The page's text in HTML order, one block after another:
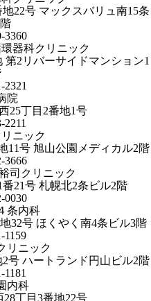
22号 マックスバリュ南15条
3360
器科クリニック
2リバーサイドマンション1
2321
院
25丁目2番地1号
2211
ニック
11号 旭山公園メディカル2階
3666
司クリニック
21号 札幌北2条ビル2階
0030
条内科
32号 ほくやく南4条ビル3階
1159
リニック
号 ハートランド円山ビル2階
1181
内科
丁目3番地22号